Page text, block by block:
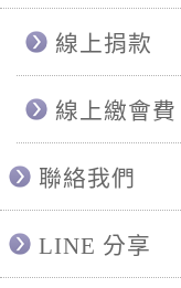
線上捐款
線上繳會費
聯絡我們
LINE 分享